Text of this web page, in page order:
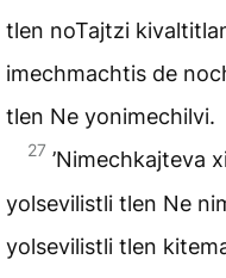
tlen noTajtzi
imechmachtis de
tlen Ne yonimechilvi.
27 ’Nimechkajteva
yolsevilistli tlen Ne
yolsevilistli tlen